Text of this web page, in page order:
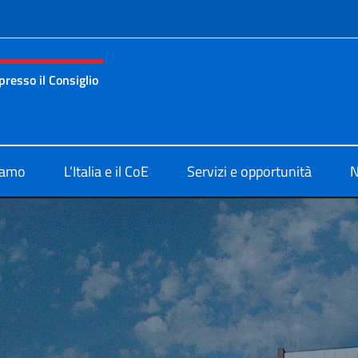
il Consiglio
d’Italia presso il Consiglio d’Europa
L’Italia e il CoE Servizi e opportunità